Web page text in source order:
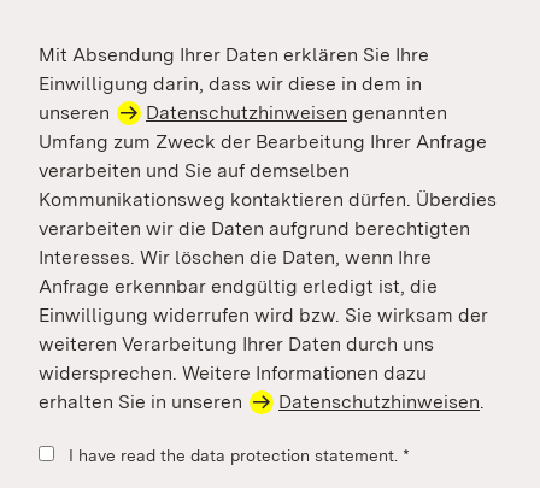
Mit Absendung Ihrer Daten erklären Sie Ihre
Einwilligung darin, dass wir diese in dem in
unseren
Datenschutzhinweisen genannten
Umfang zum Zweck der Bearbeitung Ihrer Anfrage
verarbeiten und Sie auf demselben
Kommunikationsweg kontaktieren dürfen. Überdies
verarbeiten wir die Daten aufgrund berechtigten
Interesses. Wir löschen die Daten, wenn Ihre
Anfrage erkennbar endgültig erledigt ist, die
Einwilligung widerrufen wird bzw. Sie wirksam der
weiteren Verarbeitung Ihrer Daten durch uns
widersprechen. Weitere Informationen dazu
erhalten Sie in unseren
Datenschutzhinweisen.
I have read the data protection statement. *